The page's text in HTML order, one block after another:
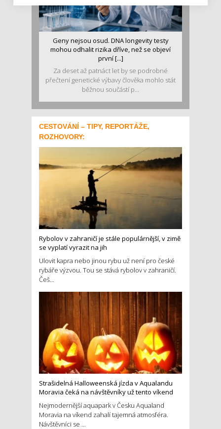
Geny nejsou osud. DNA longevity testy
mohou odhalit rizika dříve, než se objeví
první [...]
Za deset až patnáct let by se podrobné
přečtení genetické výbavy člověka mohlo stát
běžnou součástí p...
CESTOVÁNÍ – TIPY, REPORTÁŽE,
ROZHOVORY:
Rybolov v zahraničí je stále populárnější, v zimě
se vyplatí vyrazit na jih
Ulovit kapra nebo jinou rybu už není pro české
rybáře výzvou. Tou se stává rybolov v zahraničí.
Češ...
Strašidelná Halloweenská jízda v Aqualandu
Moravia čeká na návštěvníky už tento víkend
Nejmodernější aquapark v Česku Aqualand
Moravia na víkend zahalí tajemná atmosféra.
Návštěvníci se ...